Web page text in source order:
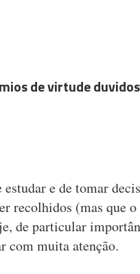
de virtude
e de tomar
recolhidos (mas que
de particular
com muita atenção.